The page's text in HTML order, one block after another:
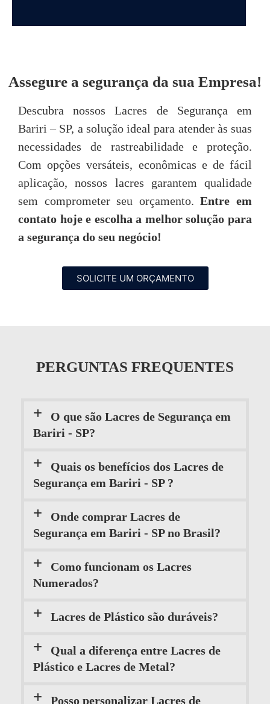
DEPOIMENTOS
simplesmente excepcional, desde o primeiro
contato até o pós-venda, neste quesito são
imbatíveis! Todos são muito prestativos e
Tarsis Tavares
Assegure a segurança da sua Empresa!
Descubra nossos Lacres de Segurança em
Bariri – SP, a solução ideal para atender às suas
necessidades de rastreabilidade e proteção.
Com opções versáteis, econômicas e de fácil
aplicação, nossos lacres garantem qualidade
sem comprometer seu orçamento.Entre em
contato hoje e escolha a melhor solução para
a segurança do seu negócio!
SOLICITE UM ORÇAMENTO
PERGUNTAS FREQUENTES
O que são Lacres de Segurança em
Bariri - SP?
Quais os benefícios dos Lacres de
Segurança em Bariri - SP ?
Onde comprar Lacres de
Segurança em Bariri - SP no Brasil?
Como funcionam os Lacres
Numerados?
Lacres de Plástico são duráveis?
Qual a diferença entre Lacres de
Plástico e Lacres de Metal?
Posso personalizar Lacres de